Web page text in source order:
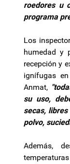
roedores u
programa
Los
humedad y
recepción y
ignífugas
Anmat,
su uso,
secas,
polvo,
Además,